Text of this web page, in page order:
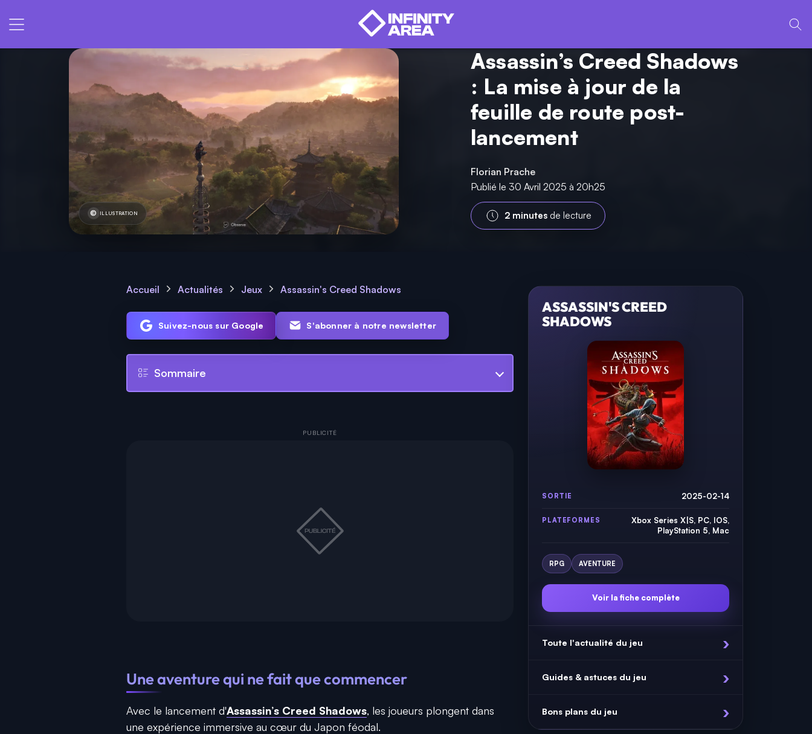
ILLUSTRATION
Assassin’s Creed Shadows
: La mise à jour de la
feuille de route post-
lancement
Florian Prache
Publié le 30 Avril 2025 à 20h25
2 minutesde lecture
Accueil Actualités Jeux Assassin's Creed Shadows
Suivez-nous sur Google S'abonner à notre newsletter
Sommaire
Une aventure qui ne fait que commencer
Avec le lancement d'Assassin’s Creed Shadows, les joueurs plongent dans
une expérience immersive au cœur du Japon féodal.
ASSASSIN'S CREED
SHADOWS
SORTIE 2025-02-14
PLATEFORMES
Xbox Series X|S, PC, IOS,
PlayStation 5, Mac
RPG AVENTURE
Voir la fiche complète
Toute l'actualité du jeu
Guides & astuces du jeu
Bons plans du jeu